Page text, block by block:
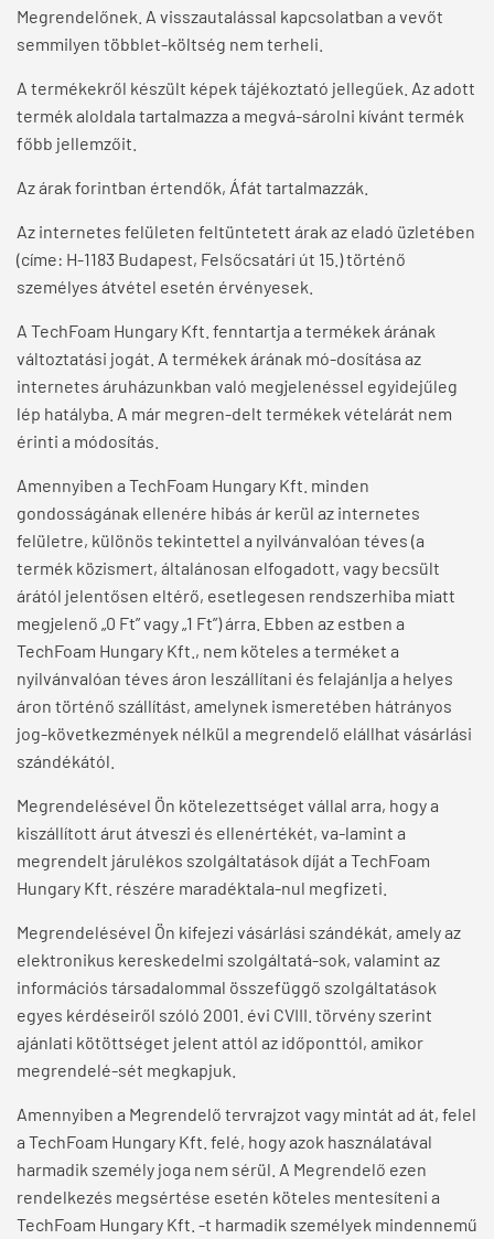
Megrendelőnek. A visszautalással kapcsolatban a vevőt
semmilyen többlet-költség nem terheli.
A termékekről készült képek tájékoztató jellegűek. Az adott
termék aloldala tartalmazza a megvá-sárolni kívánt termék
főbb jellemzőit.
Az árak forintban értendők, Áfát tartalmazzák.
Az internetes felületen feltüntetett árak az eladó üzletében
(címe: H-1183 Budapest, Felsőcsatári út 15.) történő
személyes átvétel esetén érvényesek.
A TechFoam Hungary Kft. fenntartja a termékek árának
változtatási jogát. A termékek árának mó-dosítása az
internetes áruházunkban való megjelenéssel egyidejűleg
lép hatályba. A már megren-delt termékek vételárát nem
érinti a módosítás.
Amennyiben a TechFoam Hungary Kft. minden
gondosságának ellenére hibás ár kerül az internetes
felületre, különös tekintettel a nyilvánvalóan téves (a
termék közismert, általánosan elfogadott, vagy becsült
árától jelentősen eltérő, esetlegesen rendszerhiba miatt
megjelenő „0 Ft” vagy „1 Ft”) árra. Ebben az estben a
TechFoam Hungary Kft., nem köteles a terméket a
nyilvánvalóan téves áron leszállítani és felajánlja a helyes
áron történő szállítást, amelynek ismeretében hátrányos
jog-következmények nélkül a megrendelő elállhat vásárlási
szándékától.
Megrendelésével Ön kötelezettséget vállal arra, hogy a
kiszállított árut átveszi és ellenértékét, va-lamint a
megrendelt járulékos szolgáltatások díját a TechFoam
Hungary Kft. részére maradéktala-nul megfizeti.
Megrendelésével Ön kifejezi vásárlási szándékát, amely az
elektronikus kereskedelmi szolgáltatá-sok, valamint az
információs társadalommal összefüggő szolgáltatások
egyes kérdéseiről szóló 2001. évi CVIII. törvény szerint
ajánlati kötöttséget jelent attól az időponttól, amikor
megrendelé-sét megkapjuk.
Amennyiben a Megrendelő tervrajzot vagy mintát ad át, felel
a TechFoam Hungary Kft. felé, hogy azok használatával
harmadik személy joga nem sérül. A Megrendelő ezen
rendelkezés megsértése esetén köteles mentesíteni a
TechFoam Hungary Kft. -t harmadik személyek mindennemű